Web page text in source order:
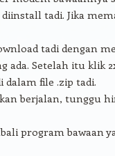
tadi. Jika
tadi dengan
ada. Setelah itu klik
dalam file .zip tadi.
berjalan, tunggu
program bawaan